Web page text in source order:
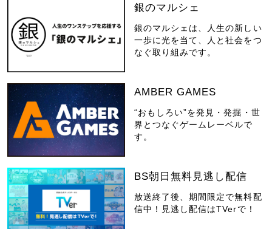
銀のマルシェ
銀のマルシェは、人生の新しい
一歩に光を当て、人と社会をつ
なぐ取り組みです。
AMBER GAMES
“おもしろい”を発見・発掘・世
界とつなぐゲームレーベルで
す。
BS朝日無料見逃し配信
放送終了後、期間限定で無料配
信中！見逃し配信はTVerで！